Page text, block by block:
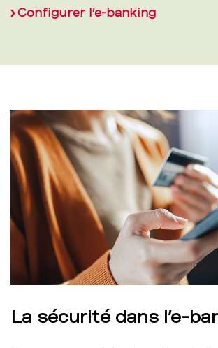
Configurer l’e-banking
La sécurité dans l’e-